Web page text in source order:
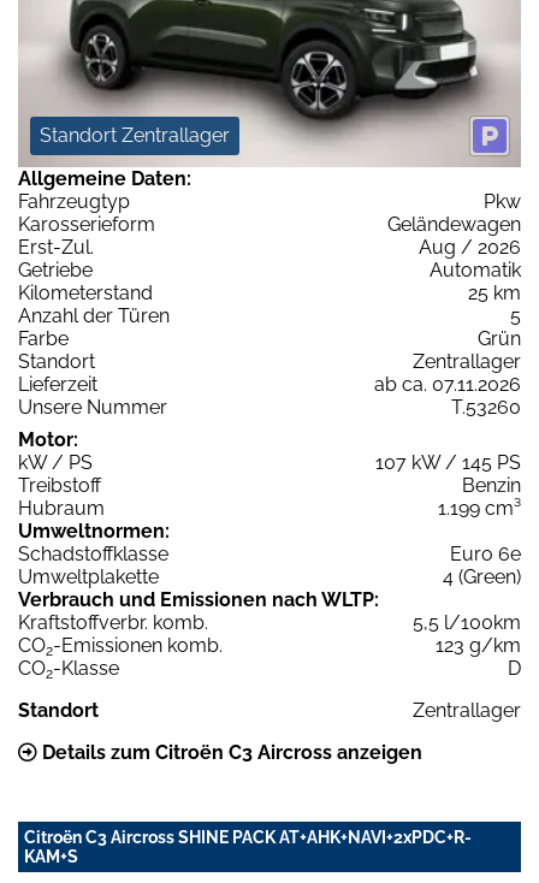
Standort Zentrallager
Allgemeine Daten:
Fahrzeugtyp
Pkw
Karosserieform
Geländewagen
Erst-Zul.
Aug / 2026
Getriebe
Automatik
Kilometerstand
25 km
Anzahl der Türen
5
Farbe
Grün
Standort
Zentrallager
Lieferzeit
ab ca. 07.11.2026
Unsere Nummer
T.53260
Motor:
kW / PS
107 kW / 145 PS
Treibstoff
Benzin
Hubraum
1.199 cm³
Umweltnormen:
Schadstoffklasse
Euro 6e
Umweltplakette
4 (Green)
Verbrauch und Emissionen nach WLTP:
Kraftstoffverbr. komb.
5,5 l/100km
CO2-Emissionen komb.
123 g/km
CO2-Klasse
D
Standort
Zentrallager
Details zum Citroën C3 Aircross anzeigen
Citroën C3 Aircross SHINE PACK AT+AHK+NAVI+2xPDC+R-
KAM+S